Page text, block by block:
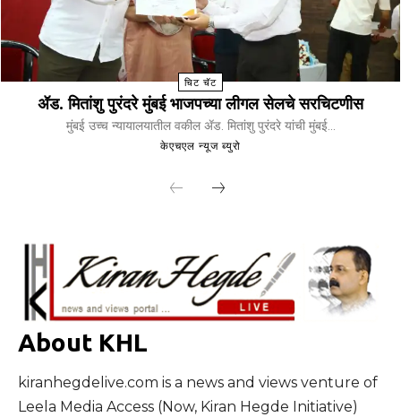
चिट चॅट
ॲड. मितांशु पुरंदरे मुंबई भाजपच्या लीगल सेलचे सरचिटणीस
मुंबई उच्च न्यायालयातील वकील ॲड. मितांशु पुरंदरे यांची मुंबई...
केएचएल न्यूज ब्युरो
About KHL
kiranhegdelive.com is a news and views venture of
Leela Media Access (Now, Kiran Hegde Initiative)